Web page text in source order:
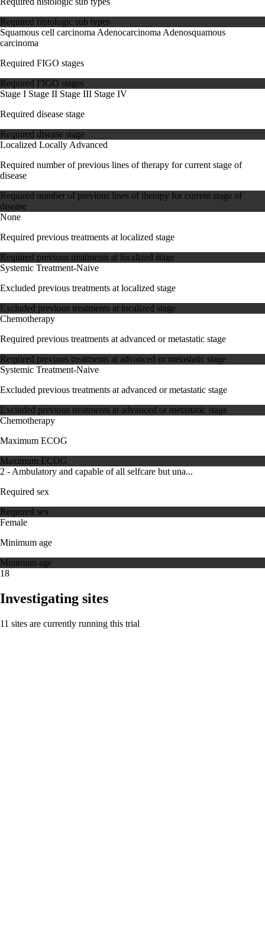
Required histologic sub types
Squamous cell carcinoma Adenocarcinoma Adenosquamous
carcinoma
Required FIGO stages
Required FIGO stages
Stage I Stage II Stage III Stage IV
Required disease stage
Required disease stage
Localized Locally Advanced
Required number of previous lines of therapy for current stage of
disease
Required number of previous lines of therapy for current stage of
disease
None
Required previous treatments at localized stage
Required previous treatments at localized stage
Systemic Treatment-Naive
Excluded previous treatments at localized stage
Excluded previous treatments at localized stage
Chemotherapy
Required previous treatments at advanced or metastatic stage
Required previous treatments at advanced or metastatic stage
Systemic Treatment-Naive
Excluded previous treatments at advanced or metastatic stage
Excluded previous treatments at advanced or metastatic stage
Chemotherapy
Maximum ECOG
Maximum ECOG
2 - Ambulatory and capable of all selfcare but una...
Required sex
Required sex
Female
Minimum age
Minimum age
18
Investigating sites
11 sites are currently running this trial